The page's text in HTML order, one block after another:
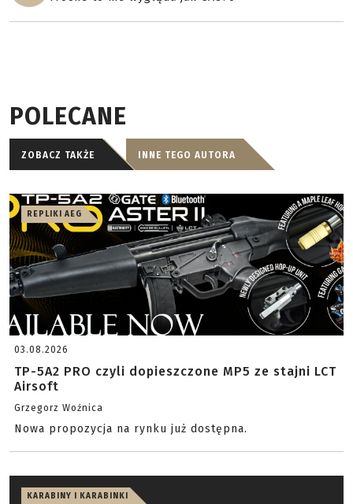
POLECANE
ZOBACZ TAKŻE INNE TEGO AUTORA
REPLIKI AEG
03.08.2026
TP-5A2 PRO czyli dopieszczone MP5 ze stajni LCT
Airsoft
Grzegorz Woźnica
Nowa propozycja na rynku już dostępna.
KARABINY I KARABINKI